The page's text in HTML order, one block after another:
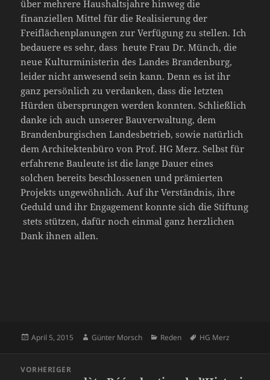
über mehrere Haushaltsjahre hinweg die
finanziellen Mittel für die Realisierung der
Freiflächenplanungen zur Verfügung zu stellen. Ich
bedauere es sehr, dass heute Frau Dr. Münch, die
neue Kulturministerin des Landes Brandenburg,
leider nicht anwesend sein kann. Denn es ist ihr
ganz persönlich zu verdanken, dass die letzten
Hürden übersprungen werden konnten. Schließlich
danke ich auch unserer Bauverwaltung, dem
Brandenburgischen Landesbetrieb, sowie natürlich
dem Architektenbüro von Prof. HG Merz. Selbst für
erfahrene Bauleute ist die lange Dauer eines
solchen bereits beschlossenen und prämierten
Projekts ungewöhnlich. Auf ihr Verständnis, ihre
Geduld und ihr Engagement konnte sich die Stiftung
stets stützen, dafür noch einmal ganz herzlichen
Dank ihnen allen.
Veröffentlicht
April 5, 2015 Autor
Günter Morsch Kategorien
Reden Schlagwörter
HG Merz
VORHERIGER